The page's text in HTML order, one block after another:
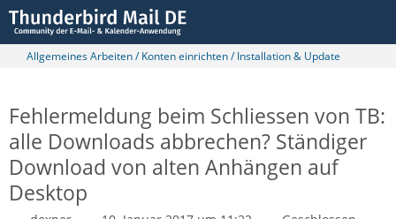
Allgemeines Arbeiten / Konten einrichten / Installation & Update
Fehlermeldung beim Schliessen von TB:
alle Downloads abbrechen? Ständiger
Download von alten Anhängen auf
Desktop